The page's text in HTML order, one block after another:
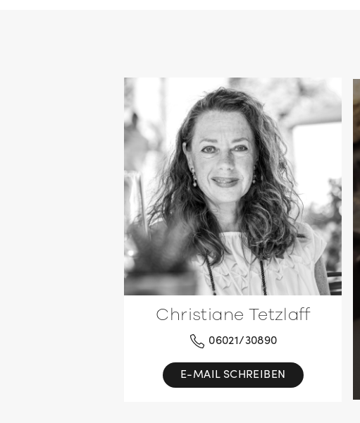
Christiane Tetzlaff
06021/30890
E-MAIL SCHREIBEN